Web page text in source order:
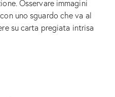
Osservare immagini
uno sguardo che va al
su carta pregiata intrisa